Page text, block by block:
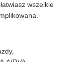
wszelkie